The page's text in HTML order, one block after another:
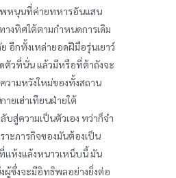
หนุนที่ค่ายทหารอันแสน
งทิศใต้ตามกำหนดการเดิม
อีกทั้งเหล่ายอดฝีมือรุ่นเยาว์
วที่นั่น แล้วมีหรือที่ต้าถังจะ
วามหวังใหม่ของทั้งสถาน
ยเฮ่าเทียนฝ่ายใต้
บสู่ความเป็นตัวเอง ทว่าก็จำ
าะภารกิจของมันต้องเป็น
แห้งแล้งหนาวเหน็บนี้ มัน
ซึ่งจะมีอิทธิพลอย่างยิ่งต่อ